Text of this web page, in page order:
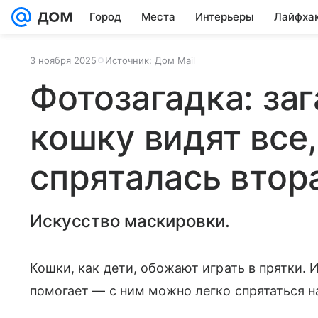
Город Места Интерьеры
3 ноября 2025 Источник: Дом Mail
Фотозагадка:
кошку видят
спряталась
Искусство маскировки.
Кошки, как дети, обожают играть в
помогает — с ним можно легко спрятаться